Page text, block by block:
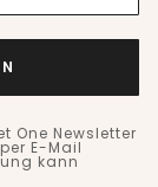
One Newsletter
E-Mail
kann